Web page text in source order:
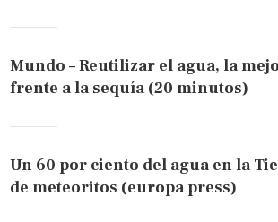
Mundo – Reutilizar el agua, la
frente a la sequía (20 minutos)
Un 60 por ciento del agua en la
de meteoritos (europa press)